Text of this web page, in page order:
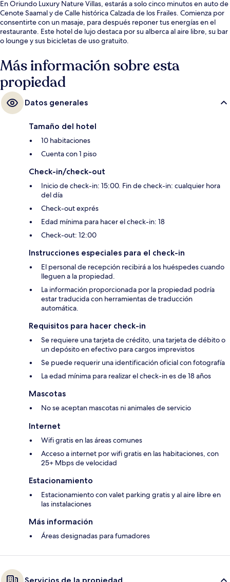
En Oriundo Luxury Nature Villas, estarás a solo cinco minutos en auto de
Cenote Saamal y de Calle histórica Calzada de los Frailes. Comienza por
consentirte con un masaje, para después reponer tus energías en el
restaurante. Este hotel de lujo destaca por su alberca al aire libre, su bar
o lounge y sus bicicletas de uso gratuito.
Más información sobre esta
propiedad
Datos generales
Tamaño del hotel
10 habitaciones
Cuenta con 1 piso
Check-in/check-out
Inicio de check-in: 15:00. Fin de check-in: cualquier hora
del día
Check-out exprés
Edad mínima para hacer el check-in: 18
Check-out: 12:00
Instrucciones especiales para el check-in
El personal de recepción recibirá a los huéspedes cuando
lleguen a la propiedad.
La información proporcionada por la propiedad podría
estar traducida con herramientas de traducción
automática.
Requisitos para hacer check-in
Se requiere una tarjeta de crédito, una tarjeta de débito o
un depósito en efectivo para cargos imprevistos
Se puede requerir una identificación oficial con fotografía
La edad mínima para realizar el check-in es de 18 años
Mascotas
No se aceptan mascotas ni animales de servicio
Internet
Wifi gratis en las áreas comunes
Acceso a internet por wifi gratis en las habitaciones, con
25+ Mbps de velocidad
Estacionamiento
Estacionamiento con valet parking gratis y al aire libre en
las instalaciones
Más información
Áreas designadas para fumadores